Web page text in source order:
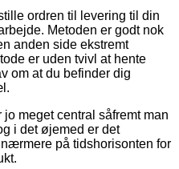
ordren til levering til din
Metoden er godt nok
anden side ekstremt
er uden tvivl at hente
om at du befinder dig
meget central såfremt man
i det øjemed er det
på tidshorisonten for